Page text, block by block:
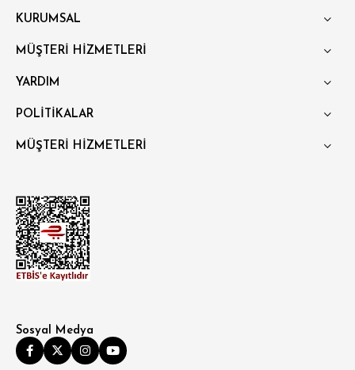
KURUMSAL
MÜŞTERİ HİZMETLERİ
YARDIM
POLİTİKALAR
MÜŞTERİ HİZMETLERİ
Sosyal Medya